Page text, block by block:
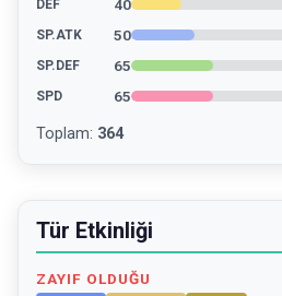
DEF 40
SP.ATK 50
SP.DEF 65
SPD 65
Toplam: 364
Tür Etkinliği
ZAYIF OLDUĞU